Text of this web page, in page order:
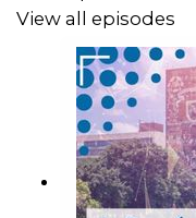
X
Análisis:
Privatizando el
View all episodes